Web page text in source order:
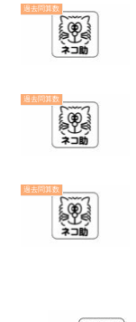
過去問算数
過去問算数
過去問算数